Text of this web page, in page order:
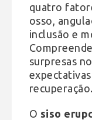
quatro
osso,
inclusão e
surpresas
recuperação.
O siso